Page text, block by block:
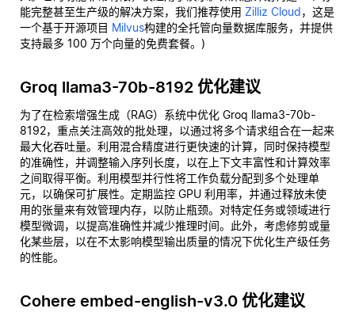
能完整甚至生产级的解决方案，我们推荐使用 Zilliz Cloud，这是
一个基于开源项目 Milvus构建的全托管向量数据库服务，并提供
支持最多 100 万个向量的免费套餐。)
Groq llama3-70b-8192 优化建议
为了在检索增强生成（RAG）系统中优化 Groq llama3-70b-
8192，重点关注高效的批处理，以通过将多个请求组合在一起来
最大化吞吐量。利用混合精度进行更快速的计算，同时保持模型
的准确性，并调整输入序列长度，以在上下文丰富性和计算效率
之间取得平衡。利用模型并行性将工作负载分配到多个处理单
元，以确保可扩展性。定期监控 GPU 利用率，并通过释放未使
用的张量来有效管理内存，以防止瓶颈。对特定任务或领域进行
模型微调，以提高准确性并减少推理时间。此外，考虑修剪或量
化某些层，以在不太影响模型输出质量的情况下优化生产级任务
的性能。
Cohere embed-english-v3.0 优化建议